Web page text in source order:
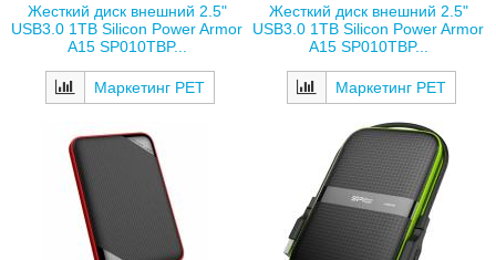
Жесткий диск внешний 2.5"
USB3.0 1TB Silicon Power Armor
A15 SP010TBP...
Маркетинг РЕТ
Жесткий диск внешний 2.5"
USB3.0 1TB Silicon Power Armor
A15 SP010TBP...
Маркетинг РЕТ